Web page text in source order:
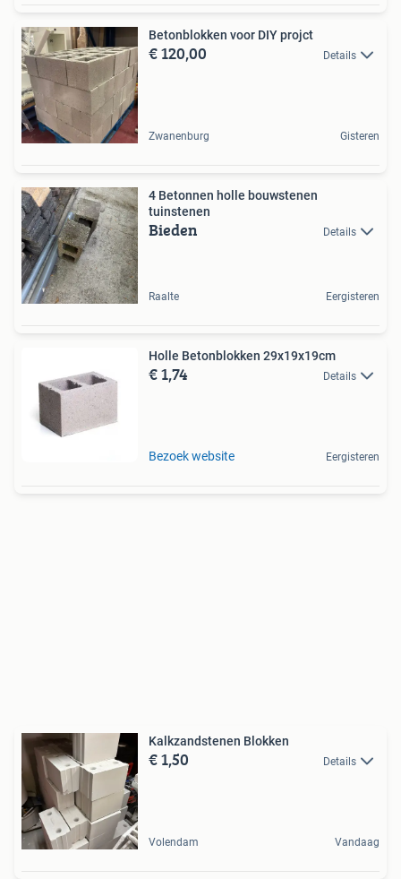
Betonblokken voor DIY projct
€ 120,00 Details
Zwanenburg Gisteren
4 Betonnen holle bouwstenen
tuinstenen
Bieden Details
Raalte Eergisteren
Holle Betonblokken 29x19x19cm
€ 1,74 Details
Bezoek website Eergisteren
Kalkzandstenen Blokken
€ 1,50 Details
Volendam Vandaag